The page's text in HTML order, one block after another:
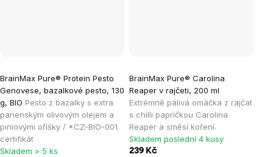
BrainMax Pure® Protein Pesto
Genovese, bazalkové pesto, 130
g, BIO Pesto z bazalky s extra
panenským olivovým olejem a
piniovými oříšky / *CZ-BIO-001
certifikát
Skladem > 5 ks
BrainMax Pure® Carolina
Reaper v rajčeti, 200 ml
Extrémně pálivá omáčka z rajčat
s chilli papričkou Carolina
Reaper a směsí koření.
Skladem poslední 4 kusy
239 Kč